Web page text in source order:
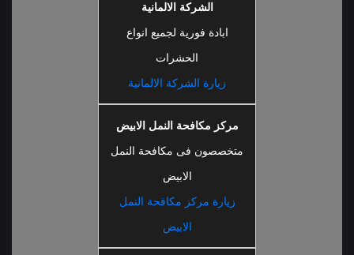
الشركة الالمانية
ابادة فورية لجميع انواع
الحشرات
زيارة الشركة الالمانية
مركز مكافحة النمل الابيض
متخصصون فى مكافحة النمل
الابيض
زيارة مركز مكافحة النمل
الابيض